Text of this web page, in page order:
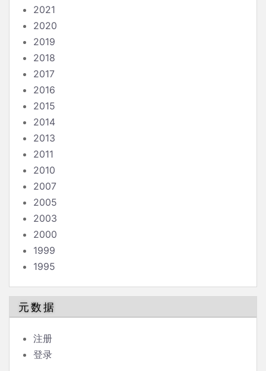
2021
2020
2019
2018
2017
2016
2015
2014
2013
2011
2010
2007
2005
2003
2000
1999
1995
元数据
注册
登录